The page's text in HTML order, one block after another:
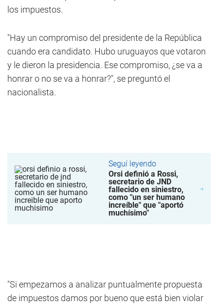
los impuestos.
"Hay un compromiso del presidente de la República
cuando era candidato. Hubo uruguayos que votaron
y le dieron la presidencia. Ese compromiso, ¿se va a
honrar o no se va a honrar?", se preguntó el
nacionalista.
Seguí leyendo
Orsi definió a Rossi,
secretario de JND
fallecido en siniestro,
como "un ser humano
increíble" que "aportó
muchísimo"
"Si empezamos a analizar puntualmente propuesta
de impuestos damos por bueno que está bien violar